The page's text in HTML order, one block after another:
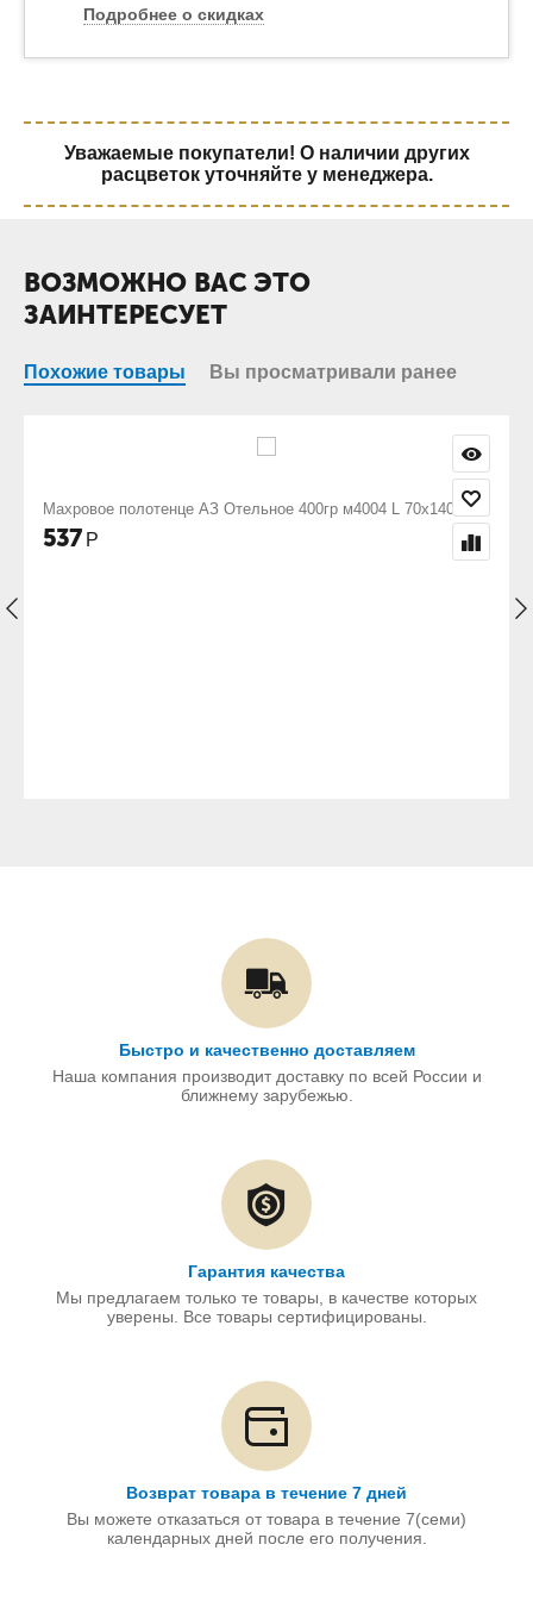
Подробнее о скидках
Уважаемые покупатели! О наличии других
расцветок уточняйте у менеджера.
ВОЗМОЖНО ВАС ЭТО
ЗАИНТЕРЕСУЕТ
Похожие товары Вы просматривали ранее
L 70х140 Махровое полотенце АЗ Отельное 400гр м4004
Быстро и качественно доставляем
Наша компания производит доставку по всей России и
ближнему зарубежью.
Гарантия качества
Мы предлагаем только те товары, в качестве которых
уверены. Все товары сертифицированы.
Возврат товара в течение 7 дней
Вы можете отказаться от товара в течение 7(семи)
календарных дней после его получения.